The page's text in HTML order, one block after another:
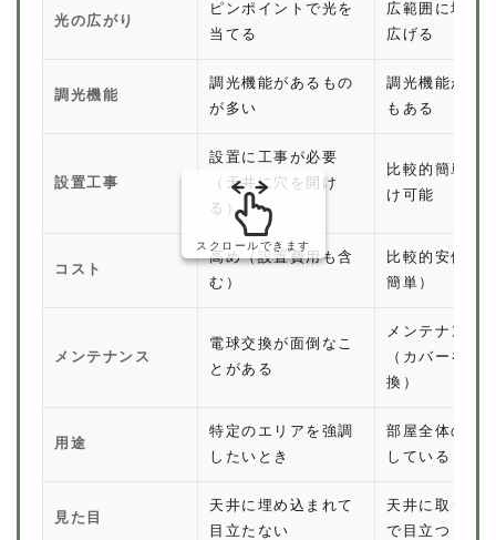
光の広がり
ピンポイントで光を
当てる
広範囲に均等
広げる
調光機能
調光機能があるもの
が多い
調光機能があ
もある
設置工事
設置に工事が必要
（天井に穴を開け
る）
比較的簡単に
け可能
コスト
高め（設置費用も含
む）
比較的安価（
簡単）
メンテナンス
電球交換が面倒なこ
とがある
メンテナンス
（カバーを外
換）
用途
特定のエリアを強調
したいとき
部屋全体の照
している
見た目
天井に埋め込まれて
目立たない
天井に取り付
で目立つ
スクロールできます